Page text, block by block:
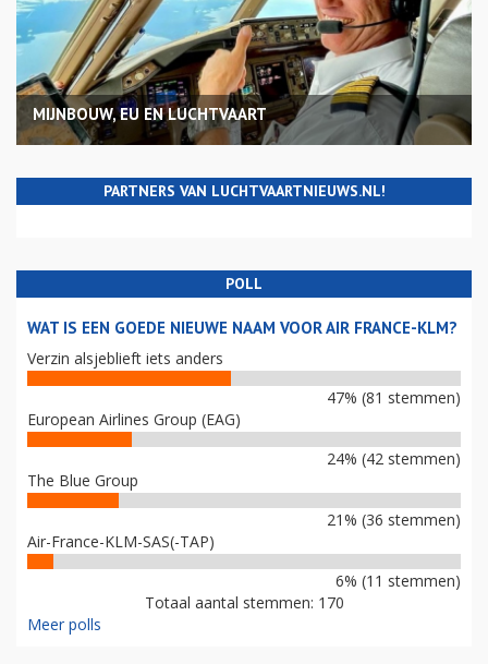
MIJNBOUW, EU EN LUCHTVAART
PARTNERS VAN LUCHTVAARTNIEUWS.NL!
POLL
WAT IS EEN GOEDE NIEUWE NAAM VOOR AIR FRANCE-KLM?
Verzin alsjeblieft iets anders
47% (81 stemmen)
European Airlines Group (EAG)
24% (42 stemmen)
The Blue Group
21% (36 stemmen)
Air-France-KLM-SAS(-TAP)
6% (11 stemmen)
Totaal aantal stemmen: 170
Meer polls